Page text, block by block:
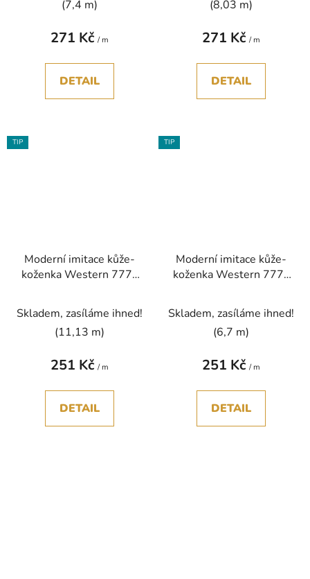
(7,4 m)
271 Kč / m
DETAIL
(8,03 m)
271 Kč / m
DETAIL
TIP
Moderní imitace kůže-
koženka Western 777-
PVC
Skladem, zasíláme ihned!
(11,13 m)
251 Kč / m
DETAIL
TIP
Moderní imitace kůže-
koženka Western 777-
bez PVC
Skladem, zasíláme ihned!
(6,7 m)
251 Kč / m
DETAIL